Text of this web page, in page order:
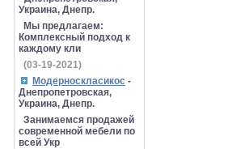
Украина, Днепр.
Мы предлагаем:
Комплексный подход к
каждому кли
(03-19-2021)
Модерноскласикос -
Днепропетровская,
Украина, Днепр.
Занимаемся продажей
современной мебели по
всей Укр